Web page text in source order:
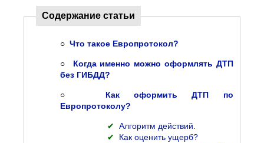
Содержание статьи
○Что такое Европротокол?
○ Когда именно можно оформлять ДТП
без ГИБДД?
○ Как оформить ДТП по
Европротоколу?
✔
Алгоритм действий.
✔
Как оценить ущерб?